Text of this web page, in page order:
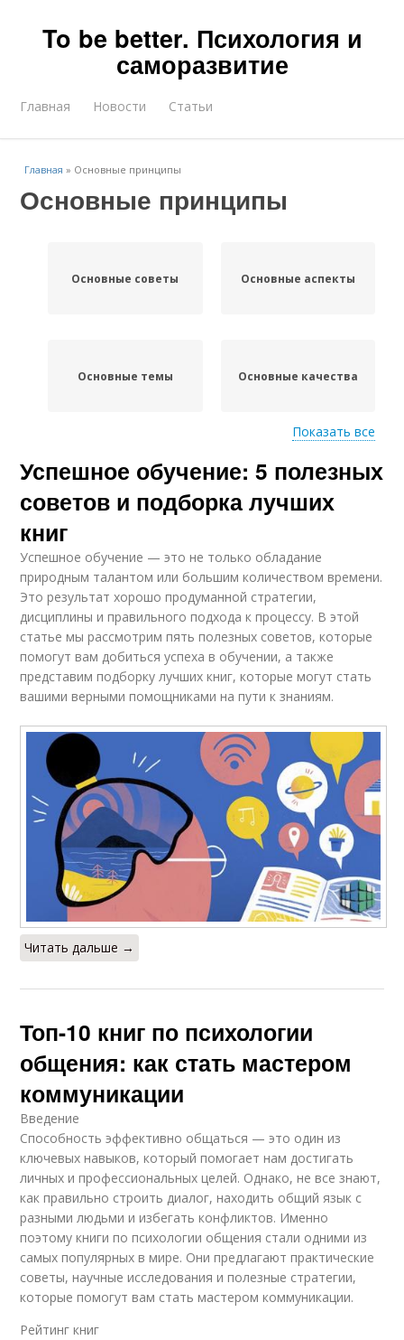
To be better. Психология и
саморазвитие
Главная Новости Статьи
Главная » Основные принципы
Основные принципы
Основные советы Основные аспекты
Основные темы Основные качества
Основные методы
Показать все
Успешное обучение: 5 полезных
советов и подборка лучших
книг
Успешное обучение — это не только обладание
природным талантом или большим количеством времени.
Это результат хорошо продуманной стратегии,
дисциплины и правильного подхода к процессу. В этой
статье мы рассмотрим пять полезных советов, которые
помогут вам добиться успеха в обучении, а также
представим подборку лучших книг, которые могут стать
вашими верными помощниками на пути к знаниям.
Читать дальше →
Топ-10 книг по психологии
общения: как стать мастером
коммуникации
Введение
Способность эффективно общаться — это один из
ключевых навыков, который помогает нам достигать
личных и профессиональных целей. Однако, не все знают,
как правильно строить диалог, находить общий язык с
разными людьми и избегать конфликтов. Именно
поэтому книги по психологии общения стали одними из
самых популярных в мире. Они предлагают практические
советы, научные исследования и полезные стратегии,
которые помогут вам стать мастером коммуникации.
Рейтинг книг